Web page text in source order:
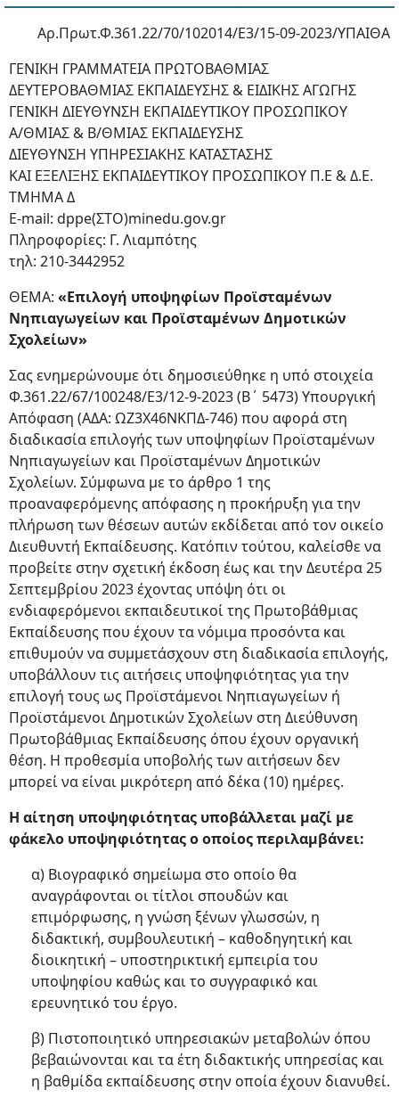
Αρ.Πρωτ.Φ.361.22/70/102014/Ε3/15-09-2023/ΥΠΑΙΘΑ
ΓΕΝΙΚΗ ΓΡΑΜΜΑΤΕΙΑ ΠΡΩΤΟΒΑΘΜΙΑΣ
ΔΕΥΤΕΡΟΒΑΘΜΙΑΣ ΕΚΠΑΙΔΕΥΣΗΣ & ΕΙΔΙΚΗΣ ΑΓΩΓΗΣ
ΓΕΝΙΚΗ ΔΙΕΥΘΥΝΣΗ ΕΚΠΑΙΔΕΥΤΙΚΟΥ ΠΡΟΣΩΠΙΚΟΥ
Α/ΘΜΙΑΣ & Β/ΘΜΙΑΣ ΕΚΠΑΙΔΕΥΣΗΣ
ΔΙΕΥΘΥΝΣΗ ΥΠΗΡΕΣΙΑΚΗΣ ΚΑΤΑΣΤΑΣΗΣ
ΚΑΙ ΕΞΕΛΙΞΗΣ ΕΚΠΑΙΔΕΥΤΙΚΟΥ ΠΡΟΣΩΠΙΚΟΥ Π.Ε & Δ.Ε.
ΤΜΗΜΑ Δ
E-mail: dppe(ΣΤΟ)minedu.gov.gr
Πληροφορίες: Γ. Λιαμπότης
τηλ: 210-3442952
ΘΕΜΑ: «Επιλογή υποψηφίων Προϊσταμένων
Νηπιαγωγείων και Προϊσταμένων Δημοτικών
Σχολείων»
Σας ενημερώνουμε ότι δημοσιεύθηκε η υπό στοιχεία
Φ.361.22/67/100248/Ε3/12-9-2023 (Β΄ 5473) Υπουργική
Απόφαση (ΑΔΑ: ΩΖ3Χ46ΝΚΠΔ-746) που αφορά στη
διαδικασία επιλογής των υποψηφίων Προϊσταμένων
Νηπιαγωγείων και Προϊσταμένων Δημοτικών
Σχολείων. Σύμφωνα με το άρθρο 1 της
προαναφερόμενης απόφασης η προκήρυξη για την
πλήρωση των θέσεων αυτών εκδίδεται από τον οικείο
Διευθυντή Εκπαίδευσης. Κατόπιν τούτου, καλείσθε να
προβείτε στην σχετική έκδοση έως και την Δευτέρα 25
Σεπτεμβρίου 2023 έχοντας υπόψη ότι οι
ενδιαφερόμενοι εκπαιδευτικοί της Πρωτοβάθμιας
Εκπαίδευσης που έχουν τα νόμιμα προσόντα και
επιθυμούν να συμμετάσχουν στη διαδικασία επιλογής,
υποβάλλουν τις αιτήσεις υποψηφιότητας για την
επιλογή τους ως Προϊστάμενοι Νηπιαγωγείων ή
Προϊστάμενοι Δημοτικών Σχολείων στη Διεύθυνση
Πρωτοβάθμιας Εκπαίδευσης όπου έχουν οργανική
θέση. Η προθεσμία υποβολής των αιτήσεων δεν
μπορεί να είναι μικρότερη από δέκα (10) ημέρες.
Η αίτηση υποψηφιότητας υποβάλλεται μαζί με
φάκελο υποψηφιότητας ο οποίος περιλαμβάνει:
α) Βιογραφικό σημείωμα στο οποίο θα
αναγράφονται οι τίτλοι σπουδών και
επιμόρφωσης, η γνώση ξένων γλωσσών, η
διδακτική, συμβουλευτική – καθοδηγητική και
διοικητική – υποστηρικτική εμπειρία του
υποψηφίου καθώς και το συγγραφικό και
ερευνητικό του έργο.
β) Πιστοποιητικό υπηρεσιακών μεταβολών όπου
βεβαιώνονται και τα έτη διδακτικής υπηρεσίας και
η βαθμίδα εκπαίδευσης στην οποία έχουν διανυθεί.